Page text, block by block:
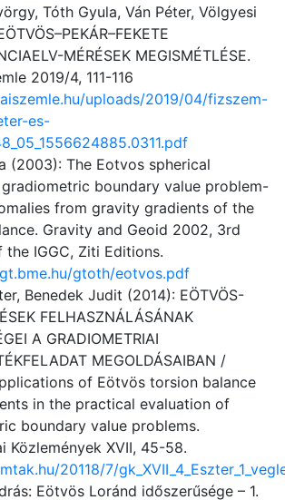
Tóth Gyula, Ván Péter, Völgyesi
MÉRÉSEK MEGISMÉTLÉSE.
2019/4, 111-116
uploads/2019/04/fizszem-
es-
(2003): The Eotvos spherical
boundary value problem-
from gravity gradients of the
Gravity and Geoid 2002, 3rd
the IGGC, Ziti Editions.
gtoth/eotvos.pdf
Benedek Judit (2014): EÖTVÖS-
FELHASZNÁLÁSÁNAK
A GRADIOMETRIAI
MEGOLDÁSAIBAN /
of Eötvös torsion balance
in the practical evaluation of
boundary value problems.
Közlemények XVII, 45-58.
20118/7/
Eötvös Loránd időszerűsége – 1.